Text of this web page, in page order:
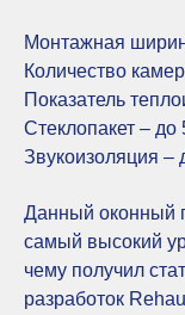
Монтажная
Количество
Показатель
Стеклопакет – до
Звукоизоляция –
Данный оконный
самый высокий
чему получил
разработок